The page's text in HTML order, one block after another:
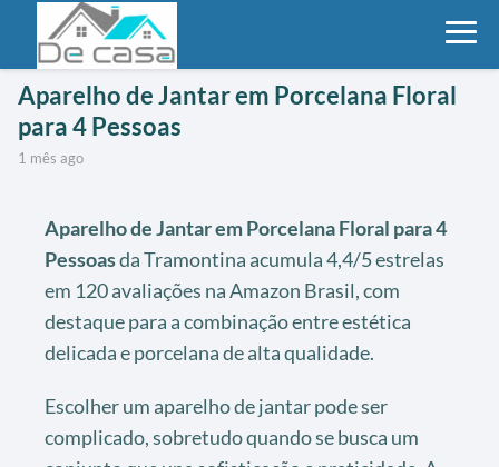
Aparelho de Jantar em Porcelana Floral
para 4 Pessoas
1 mês ago
Aparelho de Jantar em Porcelana Floral para 4
Pessoasda Tramontina acumula 4,4/5 estrelas
em 120 avaliações na Amazon Brasil, com
destaque para a combinação entre estética
delicada e porcelana de alta qualidade.
Escolher um aparelho de jantar pode ser
complicado, sobretudo quando se busca um